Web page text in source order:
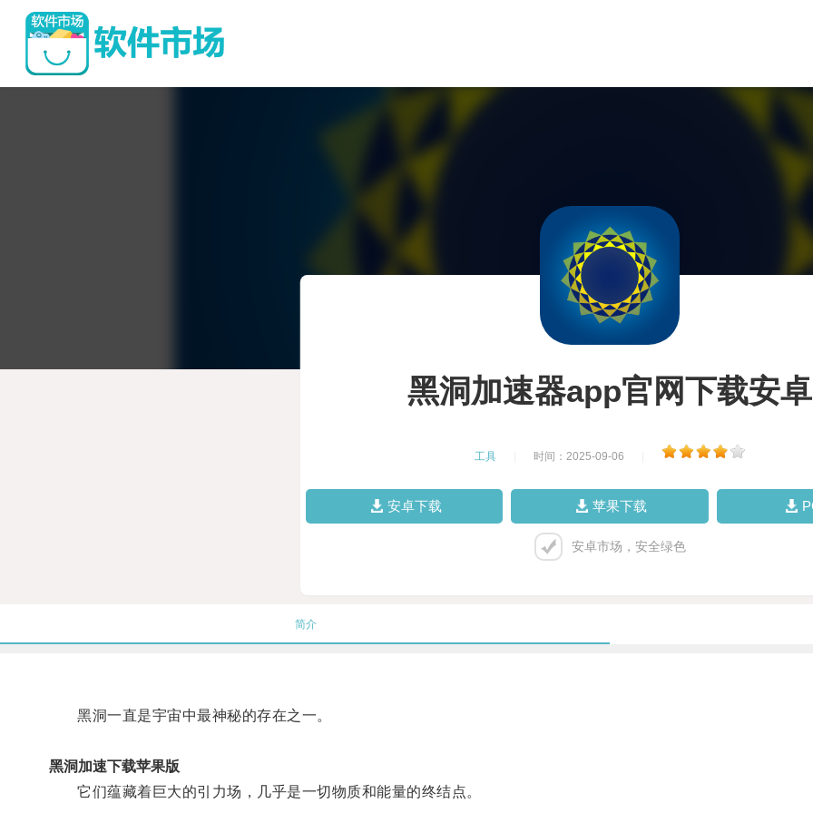
黑洞加速器app官网下载安卓
工具 时间：2025-09-06
安卓下载 苹果下载
安卓市场，安全绿色
简介
黑洞一直是宇宙中最神秘的存在之一。
黑洞加速下载苹果版
它们蕴藏着巨大的引力场，几乎是一切物质和能量的终结点。